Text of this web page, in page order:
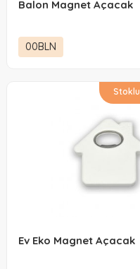
Balon Magnet Açacak
00BLN
Stoklu
Ev Eko Magnet Açacak